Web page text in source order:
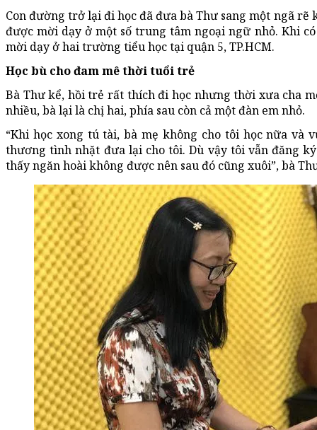
Con đường trở lại đi học đã đưa bà Thư sang một ngã rẽ
được mời dạy ở một số trung tâm ngoại ngữ nhỏ. Khi
mời dạy ở hai trường tiểu học tại quận 5, TP.HCM.
Học bù cho đam mê thời tuổi trẻ
Bà Thư kể, hồi trẻ rất thích đi học nhưng thời xưa cha
nhiều, bà lại là chị hai, phía sau còn cả một đàn em nhỏ.
“Khi học xong tú tài, bà mẹ không cho tôi học nữa và
thương tình nhặt đưa lại cho tôi. Dù vậy tôi vẫn đăng
thấy ngăn hoài không được nên sau đó cũng xuôi”, bà